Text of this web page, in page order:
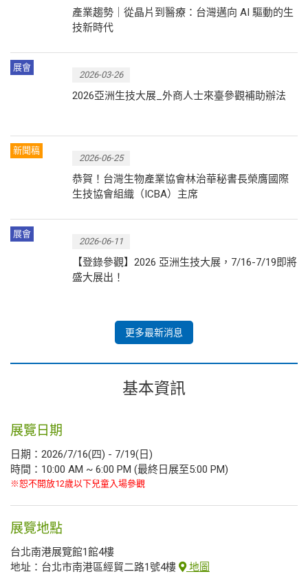
產業趨勢｜從晶片到醫療：台灣邁向 AI 驅動的生
技新時代
展會
2026-03-26
2026亞洲生技大展_外商人士來臺參觀補助辦法
新聞稿
2026-06-25
恭賀！台灣生物產業協會林治華秘書長榮膺國際
生技協會組織（ICBA）主席
展會
2026-06-11
【登錄參觀】2026 亞洲生技大展，7/16-7/19即將
盛大展出！
更多最新消息
基本資訊
展覽日期
日期：2026/7/16(四) - 7/19(日)
時間：10:00 AM ~ 6:00 PM (最終日展至5:00 PM)
※恕不開放12歲以下兒童入場參觀
展覽地點
台北南港展覽館1館4樓
地址：台北市南港區經貿二路1號4樓
地圖